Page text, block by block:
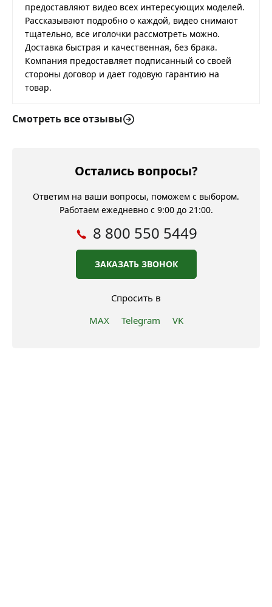
предоставляют видео всех интересующих моделей.
Рассказывают подробно о каждой, видео снимают
тщательно, все иголочки рассмотреть можно.
Доставка быстрая и качественная, без брака.
Компания предоставляет подписанный со своей
стороны договор и дает годовую гарантию на
товар.
Смотреть все отзывы
Остались вопросы?
Ответим на ваши вопросы, поможем с выбором.
Работаем ежедневно с 9:00 до 21:00.
8 800 550 5449
ЗАКАЗАТЬ ЗВОНОК
Спросить в
MAX
Telegram VK